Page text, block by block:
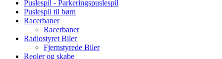
Puslespil - Parkeringspuslespil
Puslespil til børn
Racerbaner
Racerbaner
Radiostyret Biler
Fjernstyrede Biler
Reoler og skabe